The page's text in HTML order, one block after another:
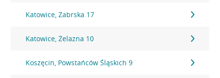
Katowice, Zabrska 17
Katowice, Żelazna 10
Koszęcin, Powstańców Śląskich 9